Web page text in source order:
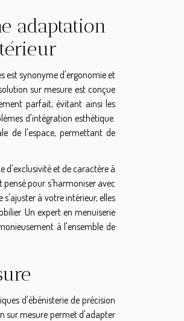
adaptation
est synonyme d'ergonomie et
sur mesure est conçue
parfait, évitant ainsi les
d'intégration esthétique.
de l'espace, permettant de
d'exclusivité et de caractère à
pensé pour s'harmoniser avec
à votre intérieur, elles
Un expert en menuiserie
à l'ensemble de
d'ébénisterie de précision
sur mesure permet d'adapter